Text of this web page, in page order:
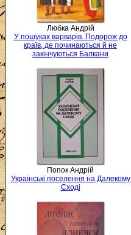
Любка Андрій
У пошуках варварів. Подорож до
країв, де починаються й не
закінчуються Балкани
Попок Андрій
Українські поселення на Далекому
Сході